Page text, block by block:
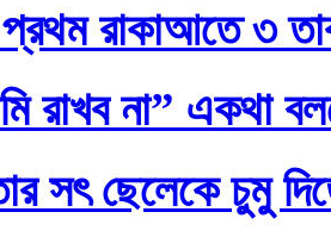
রাকাআতে ৩
রাখব না” একথা
সৎ ছেলেকে চুমু